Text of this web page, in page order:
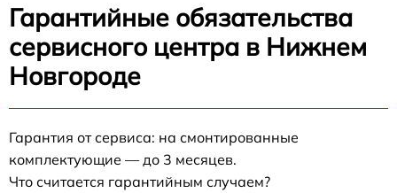
Гарантийные обязательства
сервисного центра в Нижнем
Новгороде
Гарантия от сервиса: на смонтированные
комплектующие — до 3 месяцев.
Что считается гарантийным случаем?